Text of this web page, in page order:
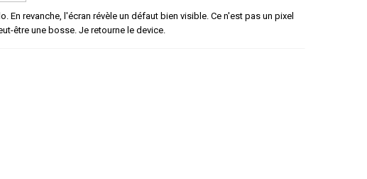
En revanche, l'écran révèle un défaut bien visible. Ce n'est pas un pixel
être une bosse. Je retourne le device.